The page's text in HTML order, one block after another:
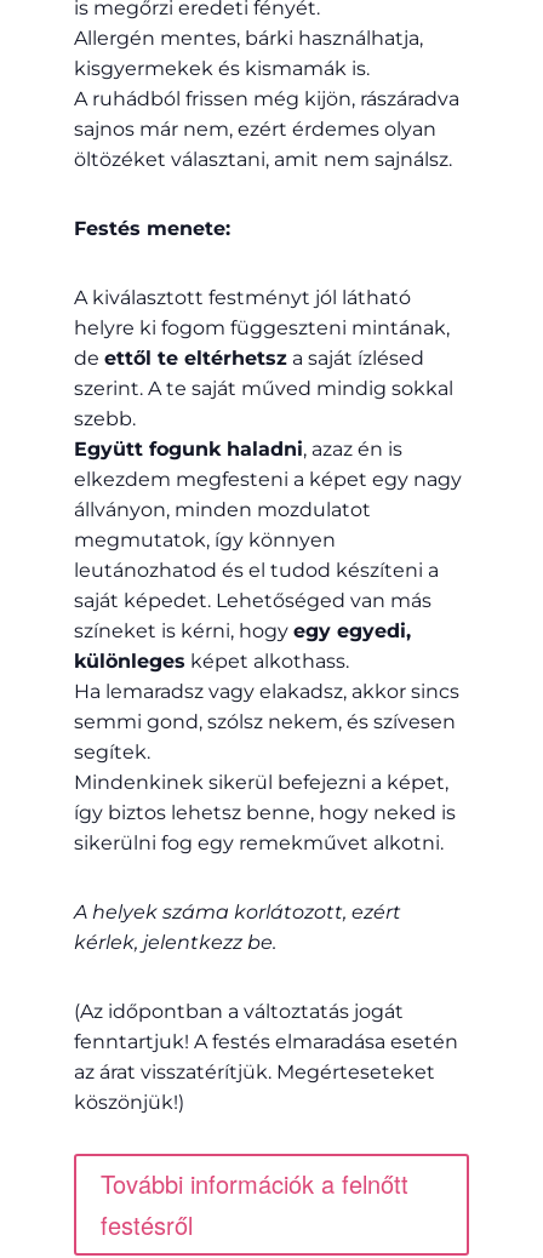
is megőrzi eredeti fényét.
Allergén mentes, bárki használhatja,
kisgyermekek és kismamák is.
A ruhádból frissen még kijön, rászáradva
sajnos már nem, ezért érdemes olyan
öltözéket választani, amit nem sajnálsz.
Festés menete:
A kiválasztott festményt jól látható
helyre ki fogom függeszteni mintának,
de ettől te eltérhetsza saját ízlésed
szerint. A te saját műved mindig sokkal
szebb.
Együtt fogunk haladni, azaz én is
elkezdem megfesteni a képet egy nagy
állványon, minden mozdulatot
megmutatok, így könnyen
leutánozhatod és el tudod készíteni a
saját képedet. Lehetőséged van más
színeket is kérni, hogy egy egyedi,
különleges képet alkothass.
Ha lemaradsz vagy elakadsz, akkor sincs
semmi gond, szólsz nekem, és szívesen
segítek.
Mindenkinek sikerül befejezni a képet,
így biztos lehetsz benne, hogy neked is
sikerülni fog egy remekművet alkotni.
A helyek száma korlátozott, ezért
kérlek, jelentkezz be.
(Az időpontban a változtatás jogát
fenntartjuk! A festés elmaradása esetén
az árat visszatérítjük. Megérteseteket
köszönjük!)
További információk a felnőtt
festésről